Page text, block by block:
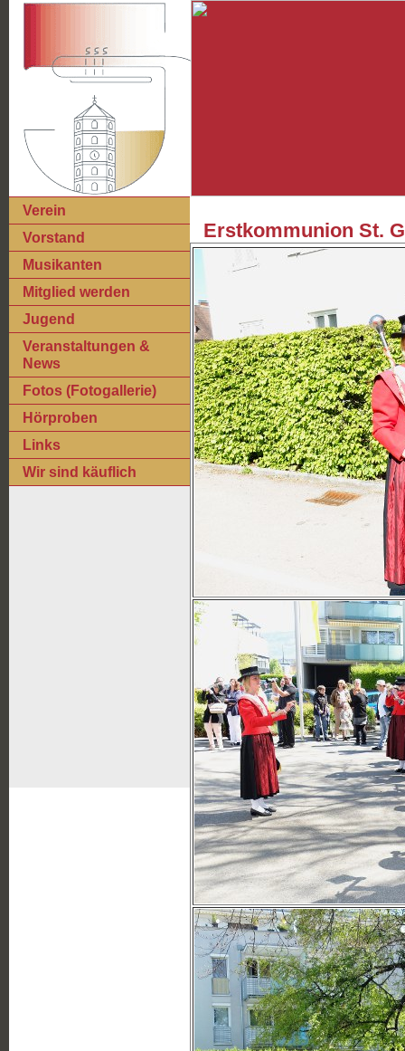
Verein
Vorstand
Musikanten
Mitglied werden
Jugend
Veranstaltungen &
News
Fotos (Fotogallerie)
Hörproben
Links
Wir sind käuflich
Erstkommunion St.